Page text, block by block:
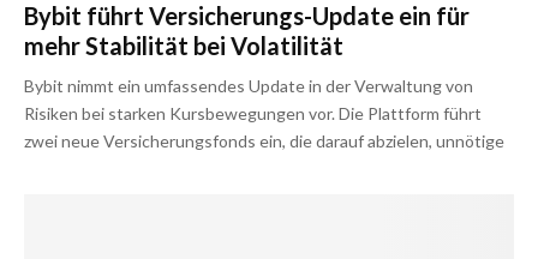
Bybit führt Versicherungs-Update ein für
mehr Stabilität bei Volatilität
Bybit nimmt ein umfassendes Update in der Verwaltung von
Risiken bei starken Kursbewegungen vor. Die Plattform führt
zwei neue Versicherungsfonds ein, die darauf abzielen, unnötige